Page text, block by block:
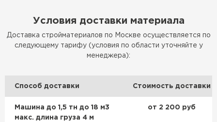
Условия доставки материала
Доставка стройматериалов по Москве осуществляется по
следующему тарифу (условия по области уточняйте у
менеджера):
Способ доставки Стоимость доставки
Машина до 1,5 тн до 18 м3
макс. длина груза 4 м
от 2 200 руб